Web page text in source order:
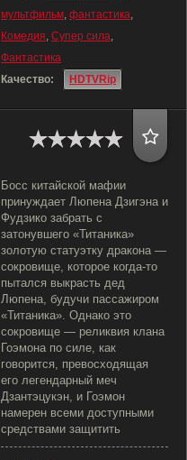
мультфильм, фантастика,
Комедия, Супер сила,
Фантастика
Качество:
HDTVRip
Босс китайской мафии
принуждает Люпена Дзигэна и
Фудзико забрать с
затонувшего «Титаника»
золотую статуэтку дракона —
сокровище, которое когда-то
пытался выкрасть дед
Люпена, будучи пассажиром
«Титаника». Однако это
сокровище — реликвия клана
Гоэмона по силе, как
говорится, превосходящая
его легендарный меч
Дзантэцукэн, и Гоэмон
намерен всеми доступными
средствами защитить